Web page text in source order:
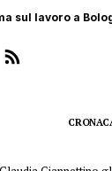
di lava sull’Etna,